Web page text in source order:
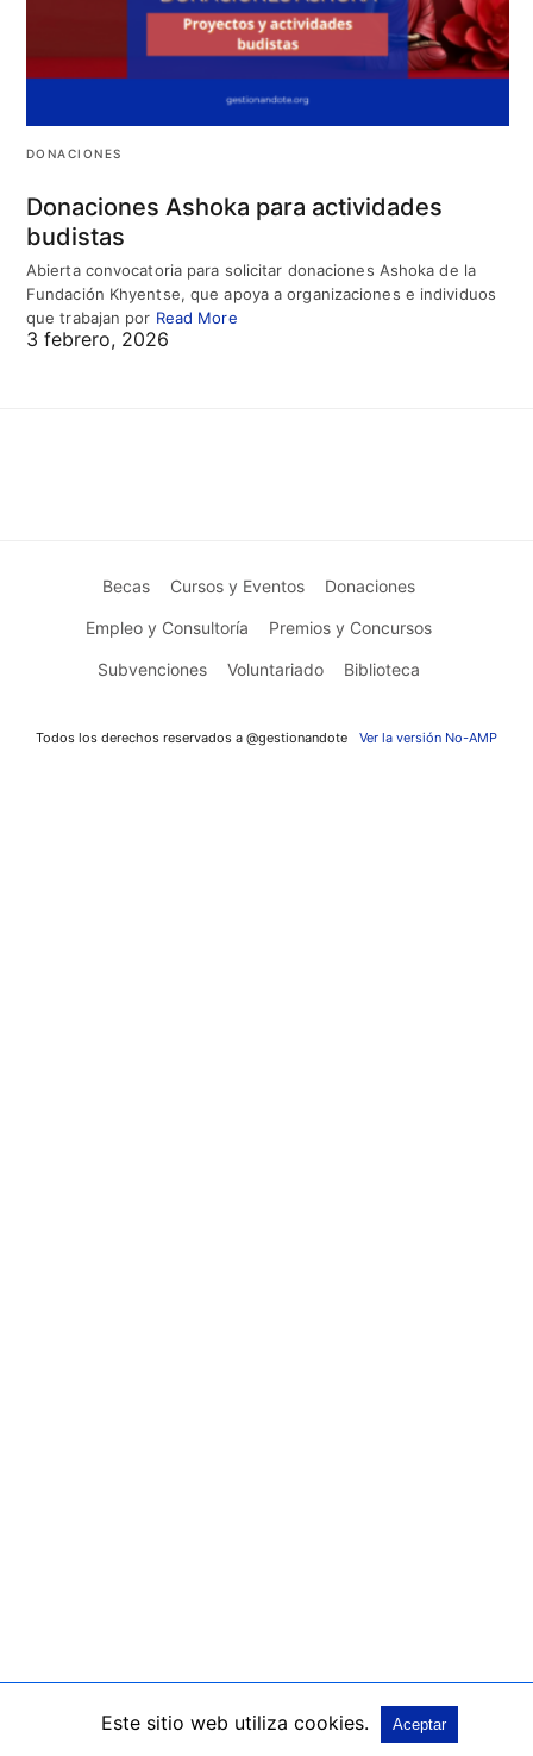
DONACIONES
Donaciones Ashoka para actividades
budistas
Abierta convocatoria para solicitar donaciones Ashoka de la
Fundación Khyentse, que apoya a organizaciones e individuos
que trabajan por Read More
3 febrero, 2026
Becas Cursos y Eventos Donaciones
Empleo y Consultoría Premios y Concursos
Subvenciones Voluntariado Biblioteca
Todos los derechos reservados a @gestionandote Ver la versión No-AMP
Este sitio web utiliza cookies. Aceptar